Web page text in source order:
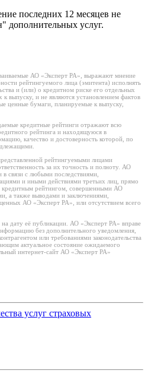
последних 12 месяцев не
дополнительных услуг.
АО «Эксперт РА», выражают мнение
рейтингуемого лица (эмитента) исполнять
и (или) о кредитном риске его отдельных
выпуску, и не являются установлением фактов
ценные бумаги, планируемые к выпуску,
кредитные рейтинги отражают всю
рейтинга и находящуюся в
качество и достоверность которой, по
рейтингуемыми лицами
за их точность и полноту. АО
в связи с любыми последствиями,
и иными действиями третьих лиц, прямо
кредитным рейтингом, совершенными АО
а также выводами и заключениями,
АО «Эксперт РА», или отсутствием всего
дату её публикации. АО «Эксперт РА» вправе
без дополнительного уведомления,
или требованиями законодательства
актуальное состояние ожидаемого
интернет-сайт АО «Эксперт РА»
услуг страховых